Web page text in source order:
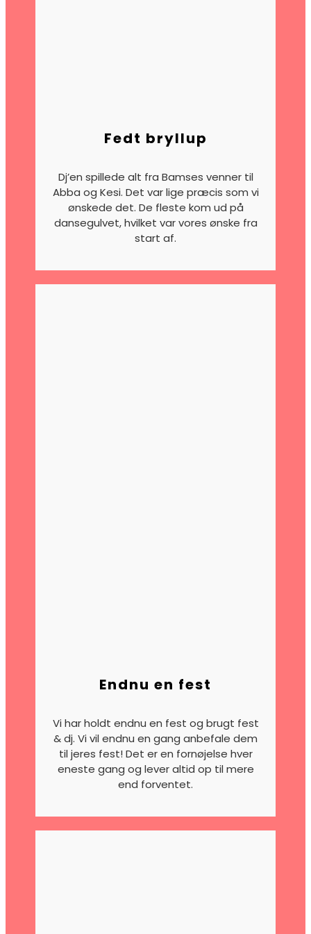
Fedt bryllup
Dj’en spillede alt fra Bamses venner til
Abba og Kesi. Det var lige præcis som vi
ønskede det. De fleste kom ud på
dansegulvet, hvilket var vores ønske fra
start af.
Endnu en fest
Vi har holdt endnu en fest og brugt fest
& dj. Vi vil endnu en gang anbefale dem
til jeres fest! Det er en fornøjelse hver
eneste gang og lever altid op til mere
end forventet.